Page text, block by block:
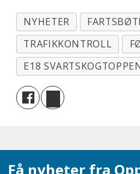
NYHETER
TRAFIKKONTROLL
E18
Få nyheter fra